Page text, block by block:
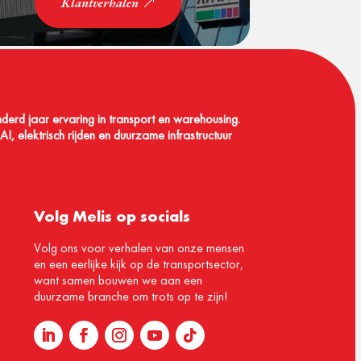
jaar ervaring in transport en warehousing.
elektrisch rijden en duurzame infrastructuur
Volg Melis op socials
Volg ons voor verhalen van onze mensen
en een eerlijke kijk op de transportsector,
want samen bouwen we aan een
duurzame branche om trots op te zijn!